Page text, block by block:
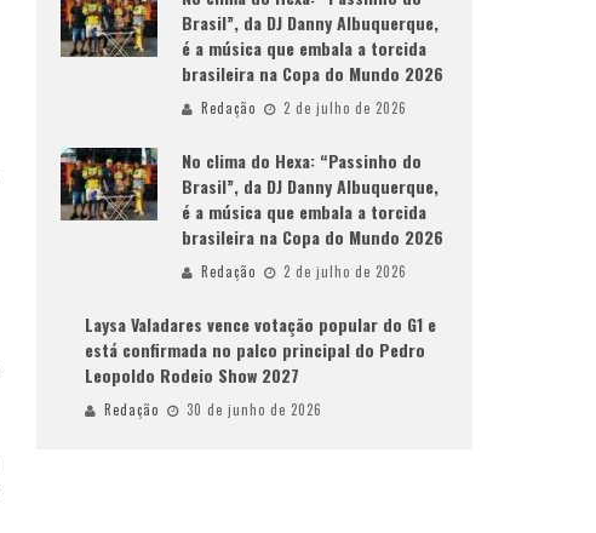
Brasil”, da DJ Danny Albuquerque,
é a música que embala a torcida
brasileira na Copa do Mundo 2026
Redação 2 de julho de 2026
No clima do Hexa: “Passinho do
Brasil”, da DJ Danny Albuquerque,
é a música que embala a torcida
brasileira na Copa do Mundo 2026
Redação 2 de julho de 2026
Laysa Valadares vence votação popular do G1 e
está confirmada no palco principal do Pedro
Leopoldo Rodeio Show 2027
Redação 30 de junho de 2026